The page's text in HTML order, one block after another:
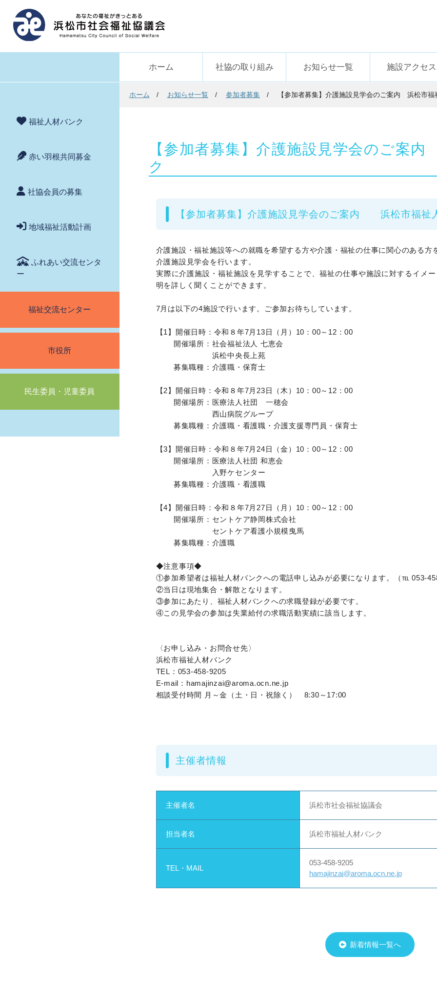
ホーム 社協の取り組み お知らせ一覧 施設アクセス
ホーム お知らせ一覧 参加者募集 【参加者募集】介護施設見学会のご案内 浜松市福
福祉人材バンク
赤い羽根共同募金
社協会員の募集
地域福祉活動計画
ふれあい交流センタ
ー
福祉交流センター
市役所
民生委員・児童委員
【参加者募集】介護施設見学会のご案
ク
【参加者募集】介護施設見学会のご案内 浜松市福祉
介護施設・福祉施設等への就職を希望する方や介護・福祉の仕事に関心のある方
介護施設見学会を行います。
実際に介護施設・福祉施設を見学することで、福祉の仕事や施設に対するイメ
明を詳しく聞くことができます。
7月は以下の4施設で行います。ご参加お待ちしています。
【1】開催日時：令和８年7月13日（月）10：00～12：00
開催場所：社会福祉法人 七恵会
浜松中央長上苑
募集職種：介護職・保育士
【2】開催日時：令和８年7月23日（木）10：00～12：00
開催場所：医療法人社団 一穂会
西山病院グループ
募集職種：介護職・看護職・介護支援専門員・保育士
【3】開催日時：令和８年7月24日（金）10：00～12：00
開催場所：医療法人社団 和恵会
入野ケセンター
募集職種：介護職・看護職
【4】開催日時：令和８年7月27日（月）10：00～12：00
開催場所：セントケア静岡株式会社
セントケア看護小規模曳馬
募集職種：介護職
◆注意事項◆
①参加希望者は福祉人材バンクへの電話申し込みが必要になります。（℡ 053-
②当日は現地集合・解散となります。
③参加にあたり、福祉人材バンクへの求職登録が必要です。
④この見学会の参加は失業給付の求職活動実績に該当します。
〈お申し込み・お問合せ先〉
浜松市福祉人材バンク
TEL：053-458-9205
E-mail：hamajinzai@aroma.ocn.ne.jp
相談受付時間 月～金（土・日・祝除く） 8:30～17:00
主催者情報
主催者名 浜松市社会福祉協議会
担当者名 浜松市福祉人材バンク
TEL・MAIL
053-458-9205
hamajinzai@aroma.ocn.ne.jp
新着情報一覧へ